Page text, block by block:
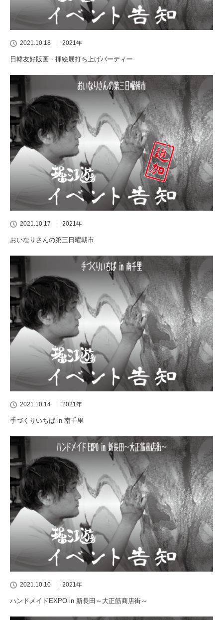
2021.10.18 2021年
日韓友好版画・挿絵展打ち上げパーティー
2021.10.17 2021年
おいなりさんの第三日曜朝市
2021.10.14 2021年
手づくりいちば in 南千里
2021.10.10 2021年
ハンドメイドEXPO in 新長田～大正筋商店街～